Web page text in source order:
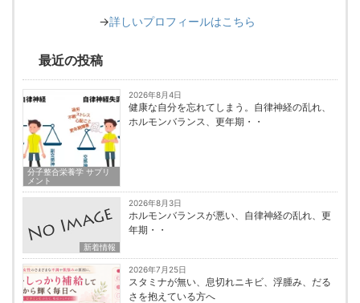
→詳しいプロフィールはこちら
最近の投稿
分子整合栄養学 サプリ
メント
2026年8月4日
健康な自分を忘れてしまう。自律神経の乱れ、
ホルモンバランス、更年期・・
新着情報
2026年8月3日
ホルモンバランスが悪い、自律神経の乱れ、更
年期・・
2026年7月25日
スタミナが無い、息切れニキビ、浮腫み、だる
さを抱えている方へ